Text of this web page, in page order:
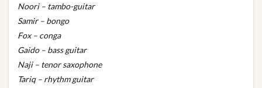
Noori – tambo-guitar
Samir – bongo
Fox – conga
Gaido – bass guitar
Naji – tenor saxophone
Tariq – rhythm guitar